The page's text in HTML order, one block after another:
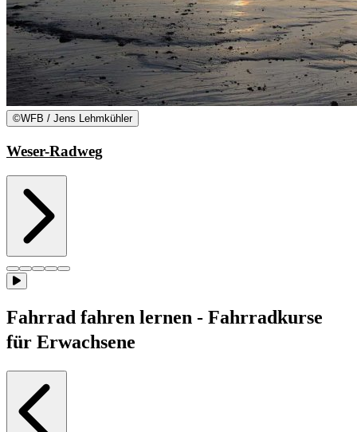
©WFB / Jens Lehmkühler
Weser-Radweg
Fahrrad fahren lernen - Fahrradkurse
für Erwachsene